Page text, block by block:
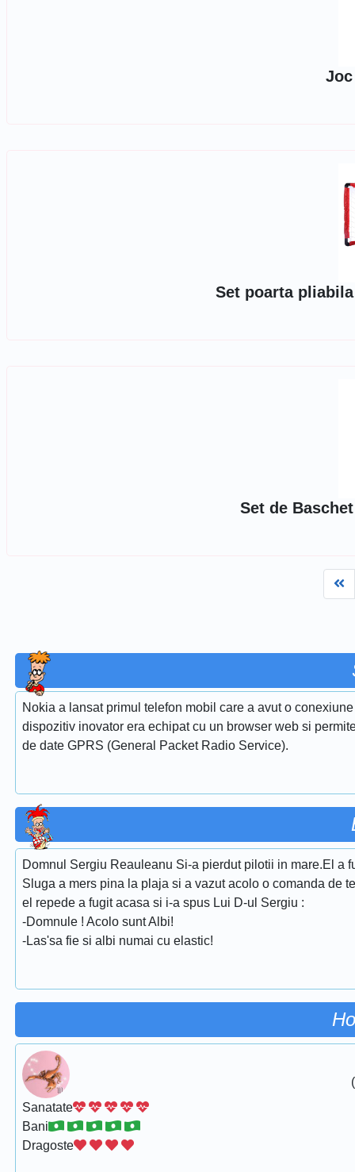
Set poarta
Set de
Nokia a lansat primul telefon mobil care a avut o
dispozitiv inovator era echipat cu un browser web si
de date GPRS (General Packet Radio Service).
Domnul Sergiu Reauleanu Si-a pierdut pilotii in mare.El a
Sluga a mers pina la plaja si a vazut acolo o comanda de
el repede a fugit acasa si i-a spus Lui D-ul Sergiu :
-Domnule ! Acolo sunt Albi!
-Las'sa fie si albi numai cu elastic!
Sanatate
Bani
Dragoste